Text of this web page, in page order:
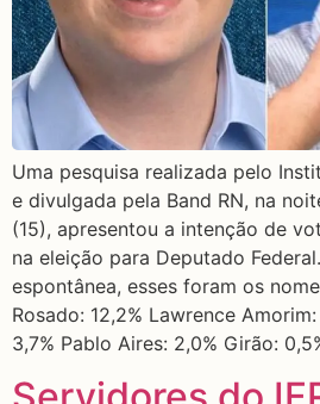
Uma pesquisa realizada pelo
e divulgada pela Band RN, na
(15), apresentou a intenção de
na eleição para Deputado
espontânea, esses foram os
Rosado: 12,2% Lawrence
3,7% Pablo Aires: 2,0% Girão: